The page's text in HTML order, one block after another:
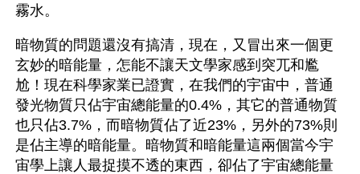
霧水。
暗物質的問題還沒有搞清，現在，又冒出來一個更
玄妙的暗能量，怎能不讓天文學家感到突兀和尷
尬！現在科學家業已證實，在我們的宇宙中，普通
發光物質只佔宇宙總能量的0.4%，其它的普通物質
也只佔3.7%，而暗物質佔了近23%，另外的73%則
是佔主導的暗能量。暗物質和暗能量這兩個當今宇
宙學上讓人最捉摸不透的東西，卻佔了宇宙總能量